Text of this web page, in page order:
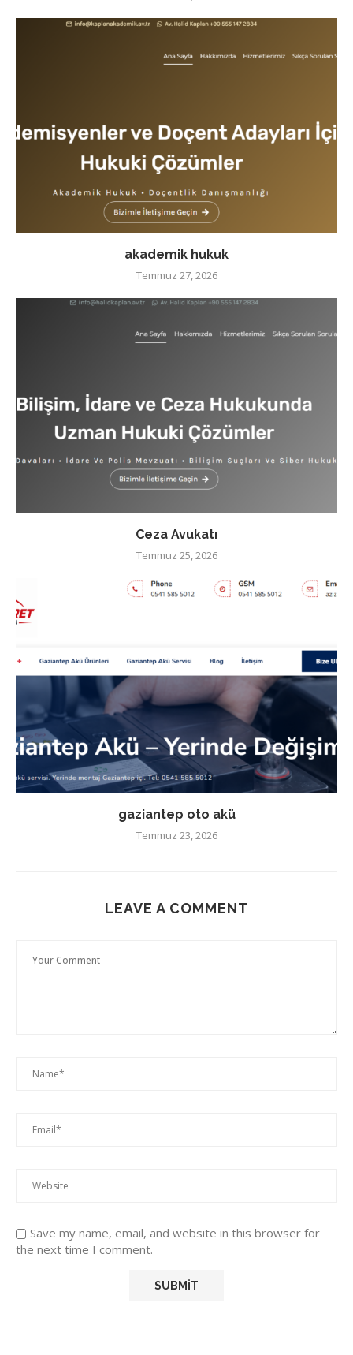
akademik hukuk
Temmuz 27, 2026
Ceza Avukatı
Temmuz 25, 2026
gaziantep oto akü
Temmuz 23, 2026
LEAVE A COMMENT
Save my name, email, and website in this browser for
the next time I comment.